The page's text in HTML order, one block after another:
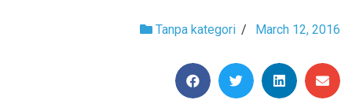
Tanpa kategori / March 12, 2016